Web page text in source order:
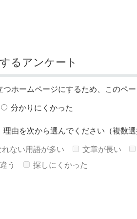
るアンケート
ホームページにするため、このペー
分かりにくかった
由を次から選んでください（複数選
れない用語が多い 文章が長い
う
探しにくかった